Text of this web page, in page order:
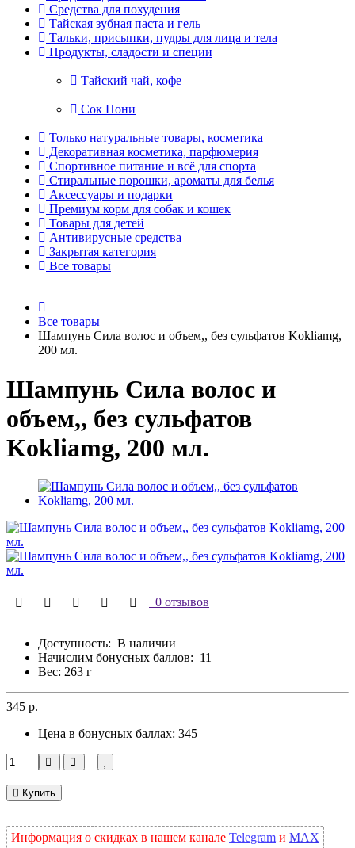
Средства для похудения
Тайская зубная паста и гель
Тальки, присыпки, пудры для лица и тела
Продукты, сладости и специи
Тайский чай, кофе
Сок Нони
Только натуральные товары, косметика
Декоративная косметика, парфюмерия
Спортивное питание и всё для спорта
Стиральные порошки, ароматы для белья
Аксессуары и подарки
Премиум корм для собак и кошек
Товары для детей
Антивирусные средства
Закрытая категория
Все товары
Все товары
Шампунь Сила волос и объем,, без сульфатов Kokliamg,
200 мл.
Шампунь Сила волос и
объем,, без сульфатов
Kokliamg, 200 мл.
0 отзывов
Доступность: В наличии
Начислим бонусных баллов: 11
Вес: 263 г
345 р.
Цена в бонусных баллах: 345
Купить
Информация о скидках в нашем канале Telegram и MAX